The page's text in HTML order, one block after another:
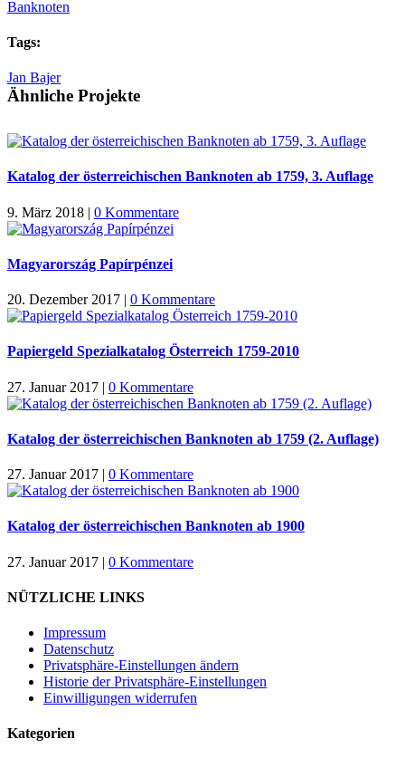
Banknoten
Tags:
Jan Bajer
Ähnliche Projekte
Katalog der österreichischen Banknoten ab 1759, 3. Auflage
9. März 2018 | 0 Kommentare
Magyarország Papírpénzei
20. Dezember 2017 | 0 Kommentare
Papiergeld Spezialkatalog Österreich 1759-2010
27. Januar 2017 | 0 Kommentare
Katalog der österreichischen Banknoten ab 1759 (2. Auflage)
27. Januar 2017 | 0 Kommentare
Katalog der österreichischen Banknoten ab 1900
27. Januar 2017 | 0 Kommentare
NÜTZLICHE LINKS
Impressum
Datenschutz
Privatsphäre-Einstellungen ändern
Historie der Privatsphäre-Einstellungen
Einwilligungen widerrufen
Kategorien